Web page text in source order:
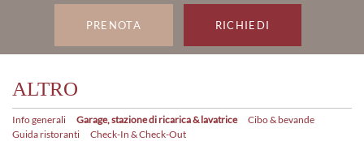
PRENOTA RICHIEDI
ALTRO
Info generali Garage, stazione di ricarica & lavatrice
Cibo & bevande
Guida ristoranti
Check-In & Check-Out